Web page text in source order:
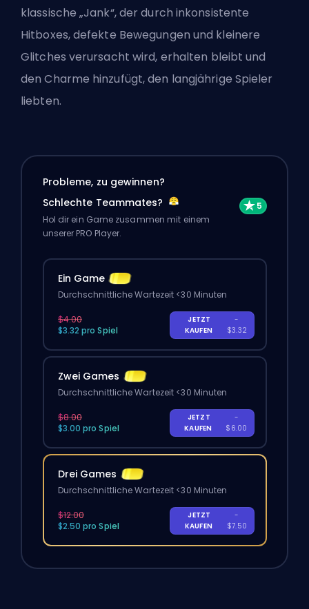
klassische „Jank“, der durch inkonsistente
Hitboxes, defekte Bewegungen und kleinere
Glitches verursacht wird, erhalten bleibt und
den Charme hinzufügt, den langjährige Spieler
liebten.
Probleme, zu gewinnen?
Schlechte Teammates?
Hol dir ein Game zusammen mit einem
unserer PRO Player.
Ein Game
Durchschnittliche Wartezeit <30 Minuten
$4.00
$3.32 pro Spiel
JETZT
KAUFEN
-
$3.32
Zwei Games
Durchschnittliche Wartezeit <30 Minuten
$8.00
$3.00 pro Spiel
JETZT
KAUFEN
-
$6.00
Drei Games
Durchschnittliche Wartezeit <30 Minuten
$12.00
$2.50 pro Spiel
JETZT
KAUFEN
-
$7.50